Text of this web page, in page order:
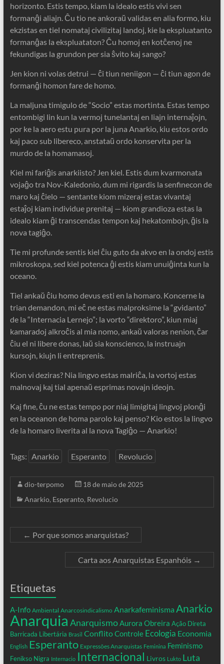
horizonto. Estis tempo, kiam la idealo estis vivi sen
formanĝi aliajn. Ĉu tio ne ankoraŭ validas en alia formo, kiu
ekzistas en tiel nomataj civilizitaj landoj, kie la ekspluatanto
formanĝas la ekspluataton? Ĉu homoj en kotĉenoj ne
fekundigas la grundon per sia ŝvito kaj sango?
Jen kion ni volas detrui — ĉi tiun neniigon — ĉi tiun agon de
formanĝi homon fare de homo.
La maljuna timigulo de “Socio” estas mortinta. Estas tempo
entombigi lin kun la vermoj tunelantaj en liajn internaĵojn,
por ke la aero estu pura por la juna Anarkio, kiu estos ordo
kaj paco sub libereco, anstataŭ ordo konservita per la
murdo de la homamasoj.
Kiel mi fariĝis anarkiisto? Jen kiel. Estis dum kvarmonata
vojaĝo tra Nov-Kaledonio, dum mi rigardis la senfinecon de
maro kaj ĉielo — sentante kiom mizeraj estas vivantaj
estaĵoj kiam individue prenitaj — kiom grandioza estas la
idealo kiam ĝi transcendas tempon kaj hekatombojn, ĝis la
nova tagiĝo.
Tie mi profunde sentis kiel ĉiu guto da akvo en la ondoj estis
mikroskopa, sed kiel potenca ĝi estis kiam unuiĝinta kun la
oceano.
Tiel ankaŭ ĉiu homo devus esti en la homaro. Koncerne la
trian demandon, mi eĉ ne estas malproksime la “gvidanto”
de la “Internacia Lernejo”; la vorto “direktoro”, kiun miaj
kamaradoj alkroĉis al mia nomo, ankaŭ valoras nenion, ĉar
ĉiu el ni libere donas, laŭ sia konscienco, la instruajn
kursojn, kiujn li entreprenis.
Kion vi deziras? Nia lingvo estas malriĉa, la vortoj estas
malnovaj kaj tial apenaŭ esprimas novajn ideojn.
Kaj fine, ĉu ne estas tempo por niaj limigitaj lingvoj plonĝi
en la oceanon de homa parolo kaj penso? Kio estos la lingvo
de la homaro liverita al la nova Tagiĝo — Anarkio!
Tags: Anarkio Esperanto Revolucio
dio-terpomo
18 de maio de 2025
Anarkio, Esperanto, Revolucio
← Por que somos anarquistas?
Carta aos Anarquistas Espanhóis →
Etiquetas
A-Info Ambiental Anarcosindicalismo Anarkafeminisma Anarkio
Anarquia AnarquismoAurora Obreira Ação Direta
Barricada Libertária Brasil ConflitoControle Ecologia Economia
English Esperanto Expressões Anarquistas Feminina Feminismo
Fenikso Nigra Internacio Internacional Livros Lukto Luta